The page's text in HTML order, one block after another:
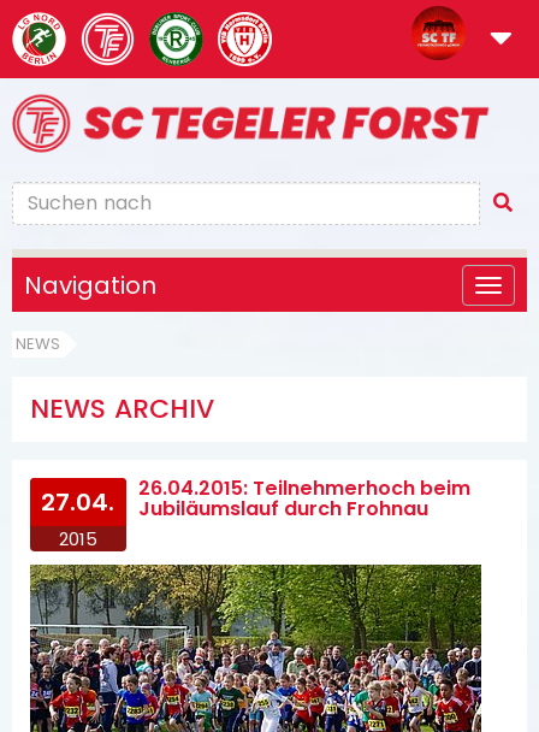
Navigation
NEWS
NEWS ARCHIV
27.04.
2015
26.04.2015: Teilnehmerhoch beim
Jubiläumslauf durch Frohnau